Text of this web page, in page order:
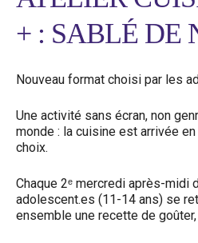
+ : SABLÉ DE
Nouveau format choisi par les
Une activité sans écran, non
monde : la cuisine est arrivée
choix.
Chaque 2ᵉ mercredi après-midi
adolescent.es (11-14 ans) se
ensemble une recette de goûter